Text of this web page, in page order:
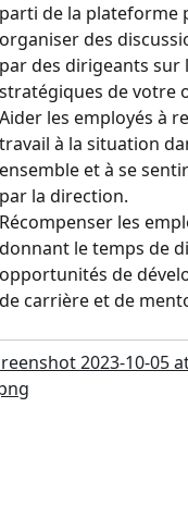
parti de la plateforme
organiser des
par des dirigeants sur
stratégiques de votre
Aider les employés à
travail à la situation
ensemble et à se
par la direction.
Récompenser les
donnant le temps de
opportunités de
de carrière et de